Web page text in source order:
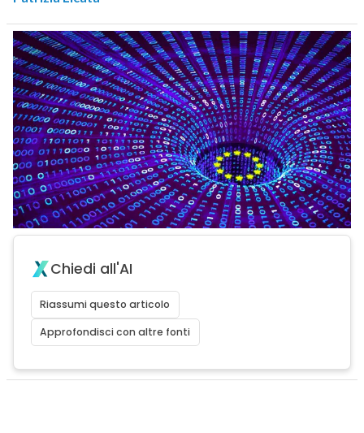
Chiedi all'AI
Riassumi questo articolo
Approfondisci con altre fonti